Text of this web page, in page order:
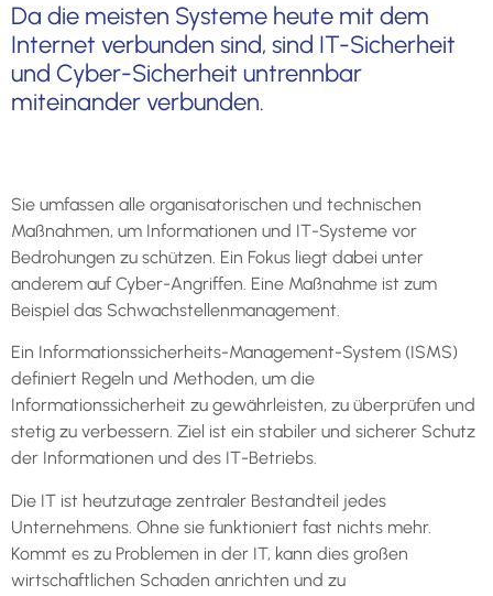
Da die meisten Systeme heute mit dem
Internet verbunden sind, sind IT-Sicherheit
und Cyber-Sicherheit untrennbar
miteinander verbunden.
Sie umfassen alle organisatorischen und technischen
Maßnahmen, um Informationen und IT-Systeme vor
Bedrohungen zu schützen. Ein Fokus liegt dabei unter
anderem auf Cyber-Angriffen. Eine Maßnahme ist zum
Beispiel das Schwachstellenmanagement.
Ein Informationssicherheits-Management-System (ISMS)
definiert Regeln und Methoden, um die
Informationssicherheit zu gewährleisten, zu überprüfen und
stetig zu verbessern. Ziel ist ein stabiler und sicherer Schutz
der Informationen und des IT-Betriebs.
Die IT ist heutzutage zentraler Bestandteil jedes
Unternehmens. Ohne sie funktioniert fast nichts mehr.
Kommt es zu Problemen in der IT, kann dies großen
wirtschaftlichen Schaden anrichten und zu